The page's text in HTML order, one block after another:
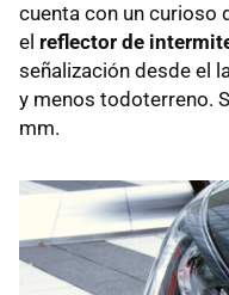
cuenta con un curioso
el reflector de
señalización desde el
y menos todoterreno.
mm.